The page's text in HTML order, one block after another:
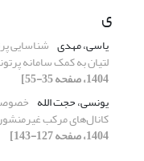
ی
یاسی، مهدی شناسایی
لتیان به کمک سامانه
1404، صفحه 35-55]
یونسی، حجت الله
کانال‌های مرکب
1404، صفحه 127-143]